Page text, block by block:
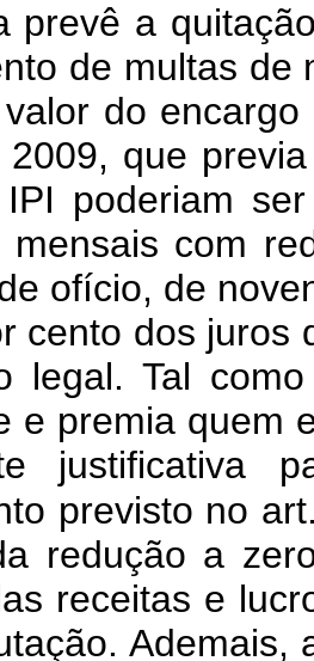
prevê a
de multas de
do
que
poderiam
mensais com
ofício, de
cento dos juros
legal. Tal
e premia quem
justificativa
previsto no
redução a
receitas e
Ademais,